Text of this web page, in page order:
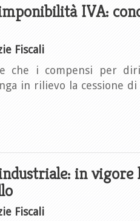
IVA:
Fiscali
che i compensi per
in rilievo la cessione
in vigore
Fiscali